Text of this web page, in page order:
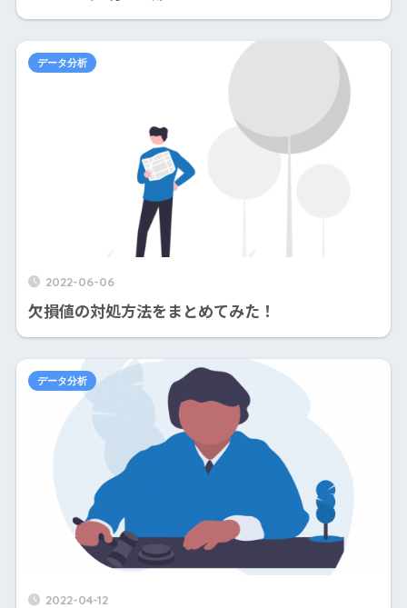
2022-06-06
欠損値の対処方法をまとめてみた！
データ分析
2022-04-12
データ分析